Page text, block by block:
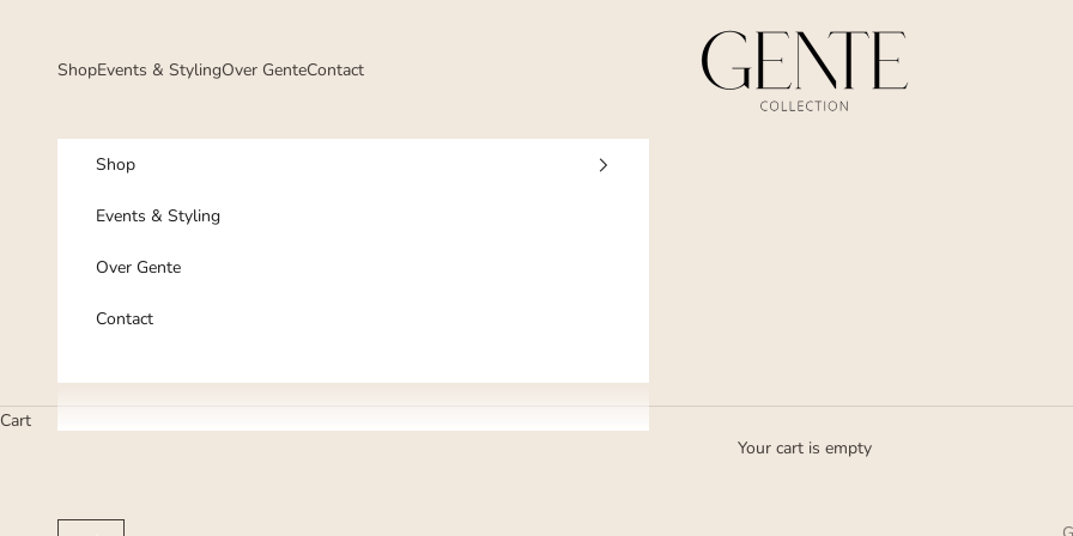
Gente Collection
ShopEvents & StylingOver GenteContact
Shop
Events & Styling
Over Gente
Contact
Cart
Your cart is empty